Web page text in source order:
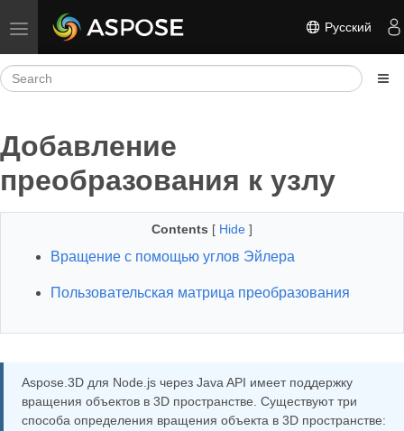
Toggle navigation Русский
Добавление
преобразования к узлу
Contents [ Hide ]
Вращение с помощью углов Эйлера
Пользовательская матрица преобразования
Aspose.3D для Node.js через Java API имеет поддержку
вращения объектов в 3D пространстве. Существуют три
способа определения вращения объекта в 3D пространстве: